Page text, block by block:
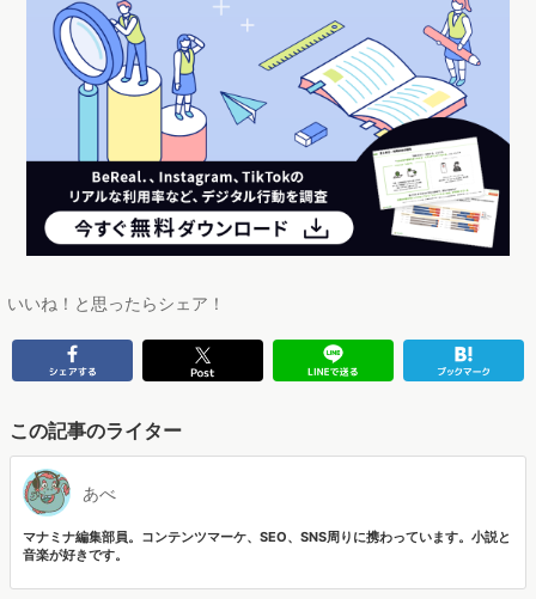
いいね！と思ったらシェア！
この記事のライター
あべ
マナミナ編集部員。コンテンツマーケ、SEO、SNS周りに携わっています。小説と
音楽が好きです。